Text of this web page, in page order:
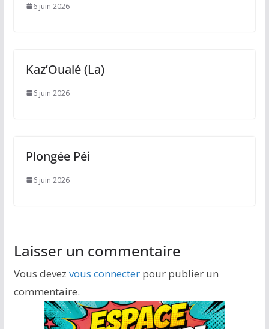
6 juin 2026
Kaz’Oualé (La)
6 juin 2026
Plongée Péi
6 juin 2026
Laisser un commentaire
Vous devez vous connecterpour publier un
commentaire.